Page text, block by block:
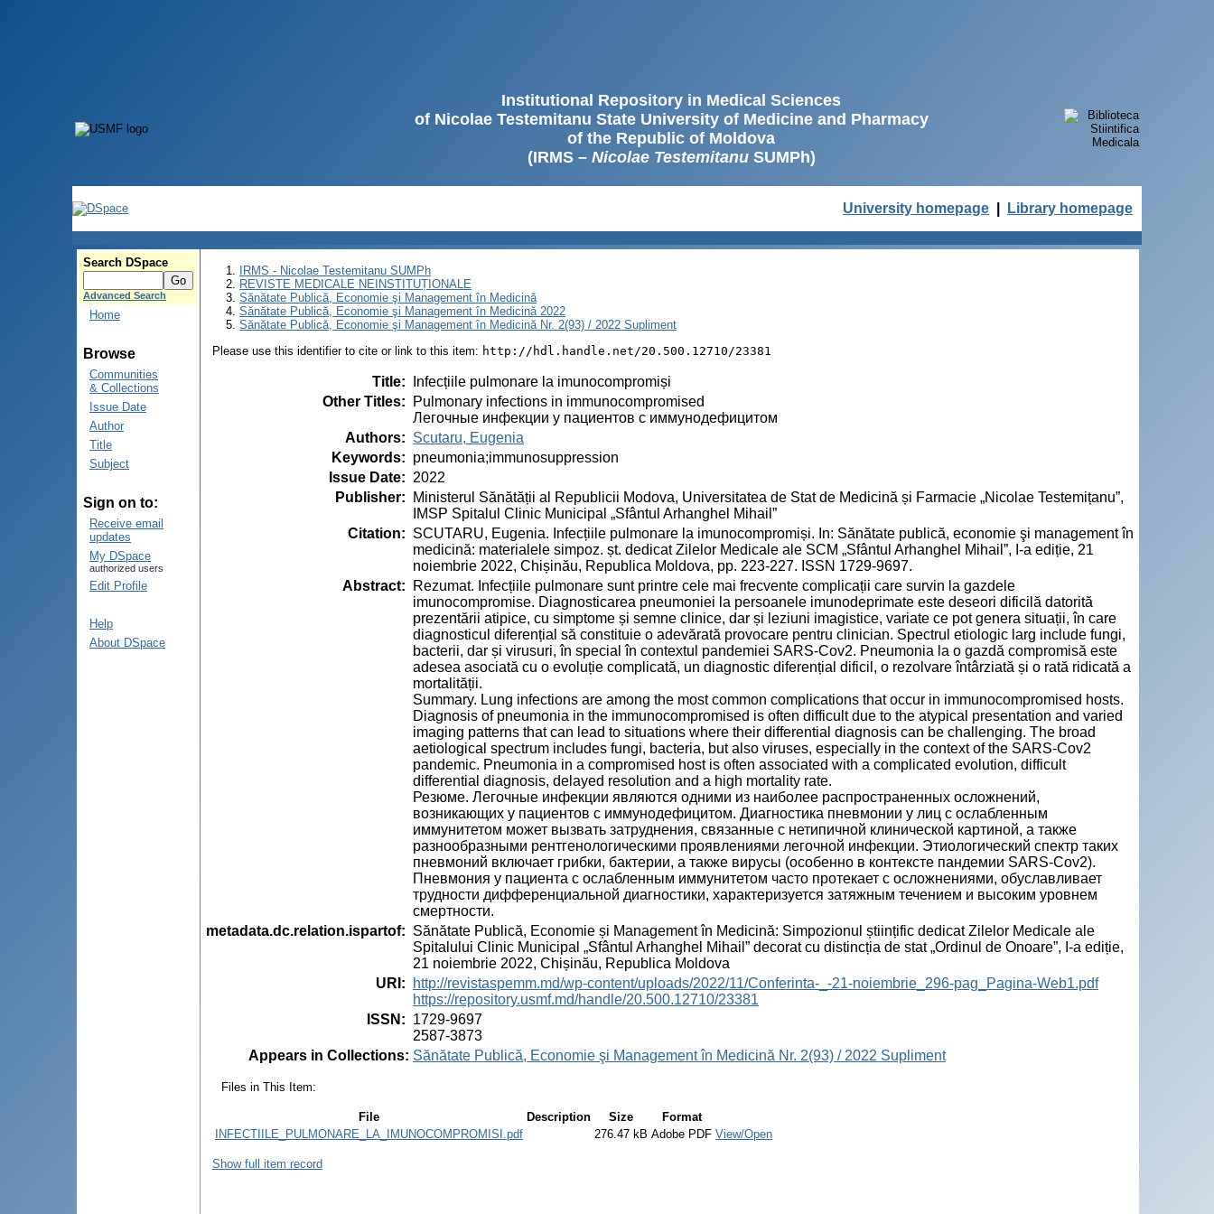
Institutional Repository in Medical Sciences
of Nicolae Testemitanu State University of Medicine and Pharmacy
of the Republic of Moldova
(IRMS – Nicolae TestemitanuSUMPh)
University homepage Library homepage
Search DSpace
Advanced Search
Home
Browse
Communities
& Collections
Issue Date
Author
Title
Subject
Sign on to:
Receive email
updates
My DSpace
authorized users
Edit Profile
Help
About DSpace
IRMS - Nicolae Testemitanu SUMPh
REVISTE MEDICALE NEINSTITUȚIONALE
Sănătate Publică, Economie şi Management în Medicină
Sănătate Publică, Economie şi Management în Medicină 2022
Sănătate Publică, Economie şi Management în Medicină Nr. 2(93) / 2022 Supliment
Please use this identifier to cite or link to this item: http://hdl.handle.net/20.500.12710/23381
Title:
Infecțiile pulmonare la imunocompromiși
Other Titles:
Pulmonary infections in immunocompromised
Легочные инфекции у пациентов с иммунодефицитом
Authors: Scutaru, Eugenia
Keywords: pneumonia;immunosuppression
Issue Date: 2022
Publisher:
Ministerul Sănătății al Republicii Modova, Universitatea de Stat de Medicină și Farmacie „Nicolae Testemițanu”,
IMSP Spitalul Clinic Municipal „Sfântul Arhanghel Mihail”
Citation: SCUTARU, Eugenia. Infecțiile pulmonare la imunocompromiși. In: Sănătate publică, economie şi management în
medicină: materialele simpoz. șt. dedicat Zilelor Medicale ale SCM „Sfântul Arhanghel Mihail”, I-a ediție, 21
noiembrie 2022, Chișinău, Republica Moldova, pp. 223-227. ISSN 1729-9697.
Abstract:
Rezumat. Infecțiile pulmonare sunt printre cele mai frecvente complicații care survin la gazdele
imunocompromise. Diagnosticarea pneumoniei la persoanele imunodeprimate este deseori dificilă datorită
prezentării atipice, cu simptome și semne clinice, dar și leziuni imagistice, variate ce pot genera situații, în care
diagnosticul diferențial să constituie o adevărată provocare pentru clinician. Spectrul etiologic larg include fungi,
bacterii, dar și virusuri, în special în contextul pandemiei SARS-Cov2. Pneumonia la o gazdă compromisă este
adesea asociată cu o evoluție complicată, un diagnostic diferențial dificil, o rezolvare întârziată și o rată ridicată a
mortalității.
Summary. Lung infections are among the most common complications that occur in immunocompromised hosts.
Diagnosis of pneumonia in the immunocompromised is often difficult due to the atypical presentation and varied
imaging patterns that can lead to situations where their differential diagnosis can be challenging. The broad
aetiological spectrum includes fungi, bacteria, but also viruses, especially in the context of the SARS-Cov2
pandemic. Pneumonia in a compromised host is often associated with a complicated evolution, difficult
differential diagnosis, delayed resolution and a high mortality rate.
Резюме. Легочные инфекции являются одними из наиболее распространенных осложнений,
возникающих у пациентов с иммунодефицитом. Диагностика пневмонии у лиц с ослабленным
иммунитетом может вызвать затруднения, связанные с нетипичной клинической картиной, а также
разнообразными рентгенологическими проявлениями легочной инфекции. Этиологический спектр таких
пневмоний включает грибки, бактерии, а также вирусы (особенно в контексте пандемии SARS-Cov2).
Пневмония у пациента с ослабленным иммунитетом часто протекает с осложнениями, обуславливает
трудности дифференциальной диагностики, характеризуется затяжным течением и высоким уровнем
смертности.
metadata.dc.relation.ispartof: Sănătate Publică, Economie și Management în Medicină: Simpozionul științific dedicat Zilelor Medicale ale
Spitalului Clinic Municipal „Sfântul Arhanghel Mihail” decorat cu distincția de stat „Ordinul de Onoare”, I-a ediție,
21 noiembrie 2022, Chișinău, Republica Moldova
URI :
http://revistaspemm.md/wp-content/uploads/2022/11/Conferinta-_-21-noiembrie_296-pag_Pagina-Web1.pdf
https://repository.usmf.md/handle/20.500.12710/23381
ISSN : 1729-9697
2587-3873
Appears in Collections: Sănătate Publică, Economie şi Management în Medicină Nr. 2(93) / 2022 Supliment
Files in This Item:
File Description Size
Format
INFECTIILE_PULMONARE_LA_IMUNOCOMPROMISI.pdf
276.47 kB Adobe PDF View/Open
Show full item record